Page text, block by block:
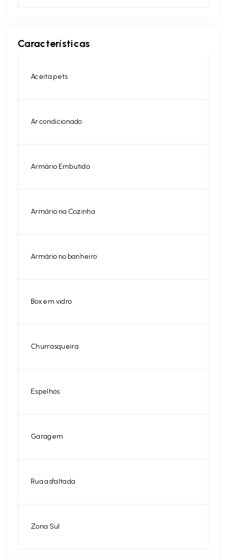
Características
Aceita pets
Ar condicionado
Armário Embutido
Armário na Cozinha
Armário no banheiro
Box em vidro
Churrasqueira
Espelhos
Garagem
Rua asfaltada
Zona Sul